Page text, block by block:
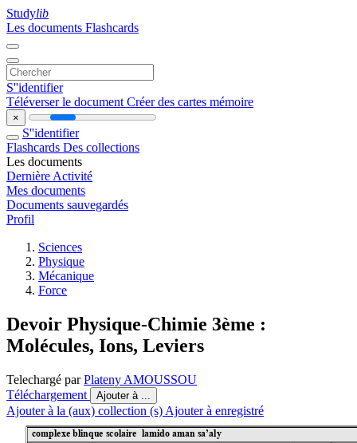
Studylib
Les documents Flashcards
S''identifier
Téléverser le document Créer des cartes mémoire
×
S''identifier
Flashcards Des collections
Les documents
Dernière Activité
Mes documents
Documents sauvegardés
Profil
Sciences
Physique
Mécanique
Force
Devoir Physique-Chimie 3ème :
Molécules, Ions, Leviers
Telechargé parPlateny AMOUSSOU
Téléchargement
Ajouter à ...
Ajouter à la (aux) collection (s) Ajouter à enregistré
complexe blinque scolaire  lamido aman sa’aly